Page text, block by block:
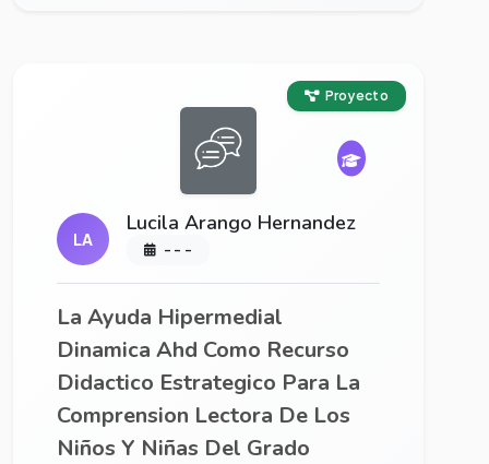
Proyecto
LA
Lucila Arango Hernandez
- - -
La Ayuda Hipermedial
Dinamica Ahd Como Recurso
Didactico Estrategico Para La
Comprension Lectora De Los
Niños Y Niñas Del Grado